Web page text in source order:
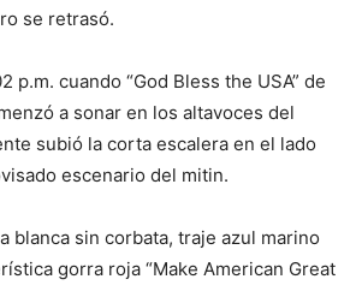
se retrasó.
p.m. cuando “God Bless the USA” de
a sonar en los altavoces del
subió la corta escalera en el lado
escenario del mitin.
blanca sin corbata, traje azul marino
gorra roja “Make American Great